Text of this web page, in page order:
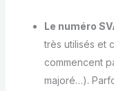
Le numéro
très utilisés et
commencent
majoré…).